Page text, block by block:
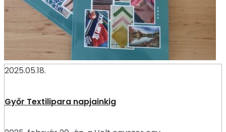
2025.05.18.
Győr Textilipara napjainkig